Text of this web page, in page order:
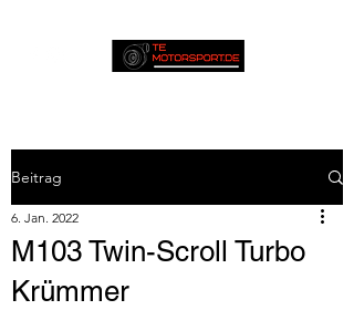
Beitrag
M103 Twin-Scroll Turbo
Krümmer
6. Jan. 2022